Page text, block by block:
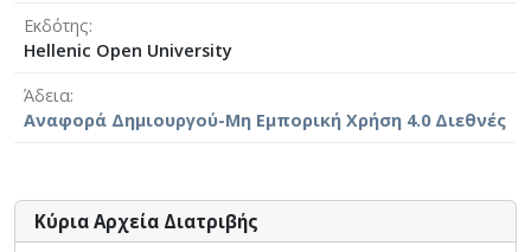
εξάντλησης σε σχέση με τους άνδρες, όπως επίσης
και της ηλικίας, με τα επίπεδα συναισθηματικής
εξάντλησης και αποπροσωποποίησης να
εμφανίζονται υψηλότερα στους νεαρότερους
επαγγελματίες υγείας, ενώ εκείνα του αισθήματος
προσωπικών επιτευγμάτων στις μεγαλύτερες ηλικίες.
σχέση με τους γιατρούς, ενώ οι τελευταίοι
εκφράζουν σημαντικά αυξημένο αίσθημα
social support, work-related satisfaction and
professional burnout were quantified using the
Conflict Scale (Wright et al., 2017), Multidimensional
Scale of Perceived Social Support (MSPSS, Zimet et al.,
Burnout Inventory (Maslach and Jackson, 1986).
Results: Analysis was performed using IBM SPSS
Εκδότης
Hellenic Open University
Άδεια
Αναφορά Δημιουργού-Μη Εμπορική Χρήση 4.0 Διεθνές
Κύρια Αρχεία Διατριβής